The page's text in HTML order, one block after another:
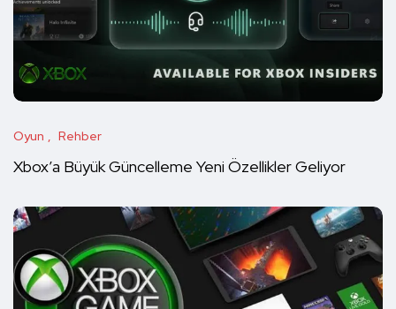
Oyun Rehber
Xbox’a Büyük Güncelleme Yeni Özellikler Geliyor